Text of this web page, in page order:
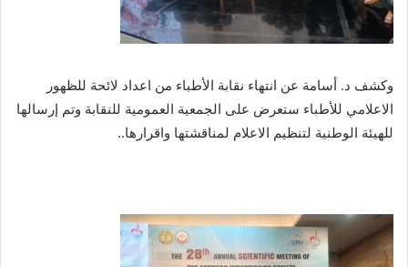
وكشف د. أسامة عن انتهاء نقابة الأطباء من اعداد لائحة للظهور
الاعلامي للأطباء ستعرض على الجمعية العمومية للنقابة وتم إرسالها
للهيئة الوطنية لتنظيم الاعلام لمناقشتها واقرارها..